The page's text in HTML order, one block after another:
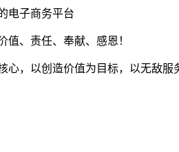
电子商务平台
值、责任、奉献、感恩！
心，以创造价值为目标，以无敌服